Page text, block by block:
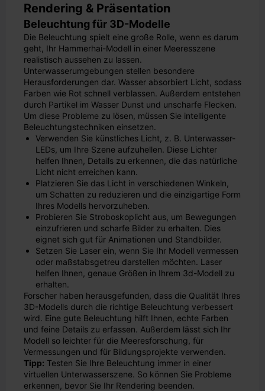
Rendering & Präsentation
Beleuchtung für 3D-Modelle
Die Beleuchtung spielt eine große Rolle, wenn es darum
geht, Ihr Hammerhai-Modell in einer Meeresszene
realistisch aussehen zu lassen.
Unterwasserumgebungen stellen besondere
Herausforderungen dar. Wasser absorbiert Licht, sodass
Farben wie Rot schnell verblassen. Außerdem entstehen
durch Partikel im Wasser Dunst und unscharfe Flecken.
Um diese Probleme zu lösen, müssen Sie intelligente
Beleuchtungstechniken einsetzen.
Verwenden Sie künstliches Licht, z. B. Unterwasser-
LEDs, um Ihre Szene aufzuhellen. Diese Lichter
helfen Ihnen, Details zu erkennen, die das natürliche
Licht nicht erreichen kann.
Platzieren Sie das Licht in verschiedenen Winkeln,
um Schatten zu reduzieren und die einzigartige Form
Ihres Modells hervorzuheben.
Probieren Sie Stroboskoplicht aus, um Bewegungen
einzufrieren und scharfe Bilder zu erhalten. Dies
eignet sich gut für Animationen und Standbilder.
Setzen Sie Laser ein, wenn Sie Ihr Modell vermessen
oder maßstabsgetreu darstellen möchten. Laser
helfen Ihnen, genaue Größen in Ihrem 3d-Modell zu
erhalten.
Forscher haben herausgefunden, dass die Qualität Ihres
3D-Modells durch die richtige Beleuchtung verbessert
wird. Eine gute Beleuchtung hilft Ihnen, echte Farben
und feine Details zu erfassen. Außerdem lässt sich Ihr
Modell so leichter für die Meeresforschung, für
Vermessungen und für Bildungsprojekte verwenden.
Tipp: Testen Sie Ihre Beleuchtung immer in einer
virtuellen Unterwasserszene. So können Sie Probleme
erkennen, bevor Sie Ihr Rendering beenden.